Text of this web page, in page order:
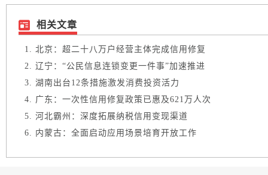
相关文章
北京：超二十八万户经营主体完成信用修复
辽宁：“公民信息连锁变更一件事”加速推进
湖南出台12条措施激发消费投资活力
广东：一次性信用修复政策已惠及621万人次
河北霸州：深度拓展纳税信用变现渠道
内蒙古：全面启动应用场景培育开放工作